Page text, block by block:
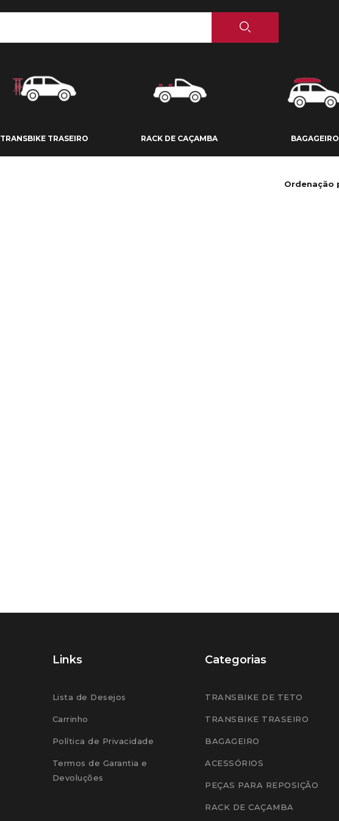
TRANSBIKE TRASEIRO RACK DE CAÇAMBA BAGAGEIRO
Links
Lista de Desejos
Carrinho
Política de Privacidade
Termos de Garantia e
Devoluções
Categorias
TRANSBIKE DE TETO
TRANSBIKE TRASEIRO
BAGAGEIRO
ACESSÓRIOS
PEÇAS PARA REPOSIÇÃO
RACK DE CAÇAMBA